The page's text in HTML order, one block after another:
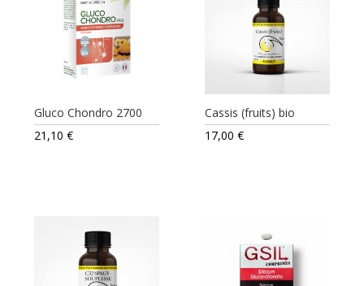
Gluco Chondro 2700
21,10€
Cassis (fruits) bio
17,00€